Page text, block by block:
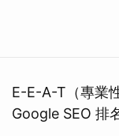
E-E-A-T（專業
Google SEO 排